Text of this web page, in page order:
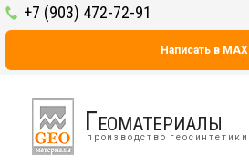
+7 (903) 472-72-91
Написать в MAX
Геоматериалы
производство геосинтетики